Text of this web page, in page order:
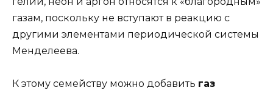
газам, поскольку не вступают в реакцию с
другими элементами периодической системы
Менделеева.
К этому семейству можно добавить газ